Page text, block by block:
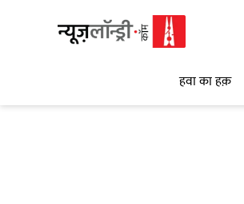
हवा का हक़